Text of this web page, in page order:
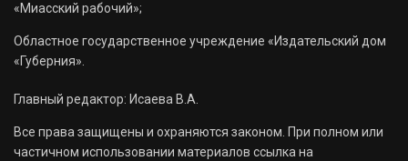
«Миасский рабочий»;
Областное государственное учреждение «Издательский дом
«Губерния».
Главный редактор: Исаева В.А.
Все права защищены и охраняются законом. При полном или
частичном использовании материалов ссылка на